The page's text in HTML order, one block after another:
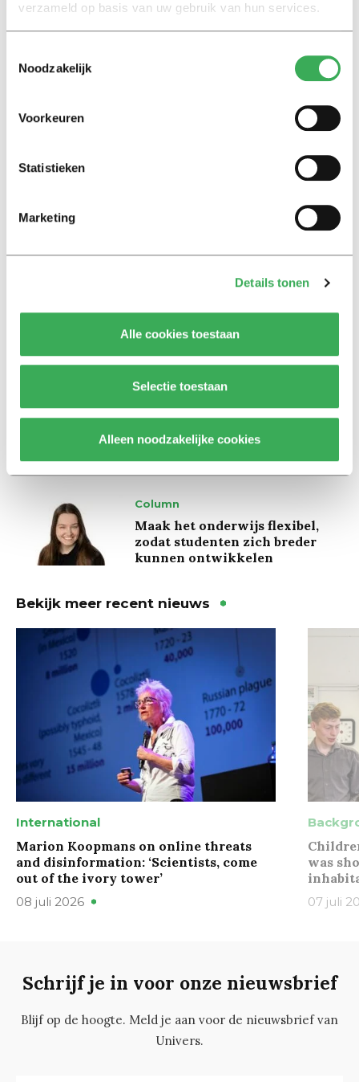
verzameld op basis van uw gebruik van hun services.
Noodzakelijk
Voorkeuren
Statistieken
Marketing
Details tonen
Alle cookies toestaan
Selectie toestaan
Alleen noodzakelijke cookies
Marion Koopmans over online
‘Wetenschappers, kom die
Kinderen spelen de Zero
inwoners bij’
Achtergrond
Ritalin, koffie en
studenten de tentamenperiode
Column
Maak het onderwijs flexibel,
zodat studenten zich breder
kunnen ontwikkelen
Bekijk meer recent nieuws
International
Marion Koopmans on online threats
and disinformation: ‘Scientists, come
out of the ivory tower’
08 juli 2026
was
07 juli
Schrijf je in voor onze nieuwsbrief
Blijf op de hoogte. Meld je aan voor de nieuwsbrief van
Univers.